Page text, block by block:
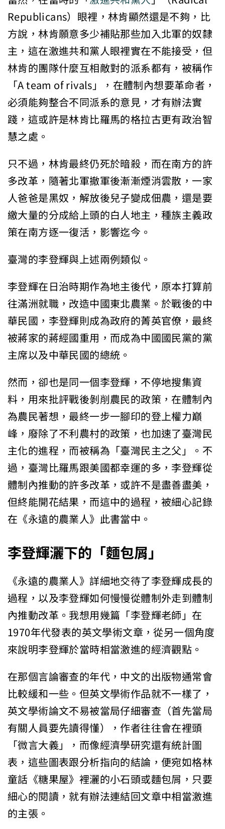
Republicans）眼裡，林肯顯然還是不夠，比
方說，林肯願意多少補貼那些加入北軍的奴隸
主，這在激進共和黨人眼裡實在不能接受，但
林肯的團隊什麼互相敵對的派系都有，被稱作
「A team of rivals」，在體制內想要革命者，
必須能夠整合不同派系的意見，才有辦法實
踐，這或許是林肯比羅馬的格拉古更有政治智
慧之處。
只不過，林肯最終仍死於暗殺，而在南方的許
多改革，隨著北軍撤軍後漸漸煙消雲散，一家
人爸爸是黑奴，解放後兒子變成佃農，還是要
繳大量的分成給上頭的白人地主，種族主義政
策在南方逐一復活，影響迄今。
臺灣的李登輝與上述兩例類似。
李登輝在日治時期作為地主後代，原本打算前
往滿洲就職，改造中國東北農業。於戰後的中
華民國，李登輝則成為政府的菁英官僚，最終
被蔣家的蔣經國重用，而成為中國國民黨的黨
主席以及中華民國的總統。
然而，卻也是同一個李登輝，不停地搜集資
料，用來批評戰後剝削農民的政策，在體制內
為農民著想，最終一步一腳印的登上權力巔
峰，廢除了不利農村的政策，也加速了臺灣民
主化的進程，而被稱為「臺灣民主之父」。不
過，臺灣比羅馬跟美國都幸運的多，李登輝從
體制內推動的許多改革，或許不是盡善盡美，
但終能開花結果，而這中的過程，被細心記錄
在《永遠的農業人》此書當中。
李登輝灑下的「麵包屑」
《永遠的農業人》詳細地交待了李登輝成長的
過程，以及李登輝如何慢慢從體制外走到體制
內推動改革。我想用幾篇「李登輝老師」在
1970年代發表的英文學術文章，從另一個角度
來說明李登輝於當時相當激進的經濟觀點。
在那個言論審查的年代，中文的出版物通常會
比較緩和一些。但英文學術作品就不一樣了，
英文學術論文不易被當局仔細審查（首先當局
有關人員要先讀得懂），作者往往會在裡頭
「微言大義」，而像經濟學研究還有統計圖
表，這些圖表跟分析指向的結論，便宛如格林
童話《糖果屋》裡灑的小石頭或麵包屑，只要
細心的閱讀，就有辦法連結回文章中相當激進
的主張。